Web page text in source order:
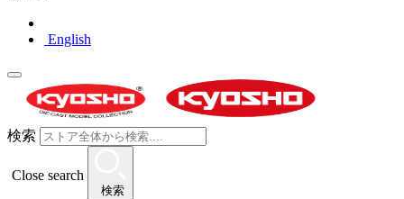
English
検索
Close search
検索